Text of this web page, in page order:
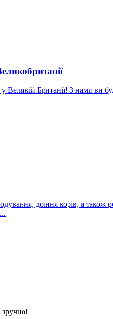
працювати в різних містах. Оплата та графік: -
доїння корів, а також
зручно!